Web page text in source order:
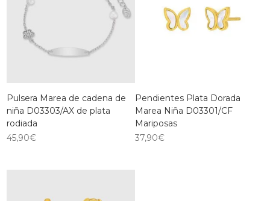
Pulsera Marea de cadena de
niña D03303/AX de plata
rodiada
45,90€
Pendientes Plata Dorada
Marea Niña D03301/CF
Mariposas
37,90€